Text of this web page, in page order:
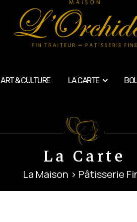
ART & CULTURE LA CARTE
La Carte
La Maison > Pâtisserie